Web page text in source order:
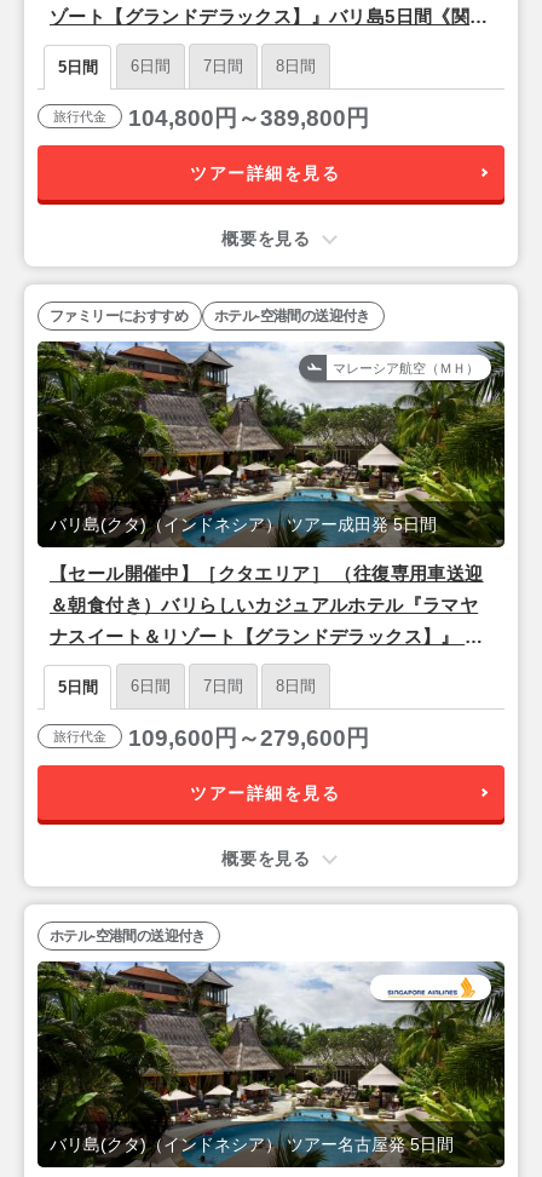
ゾート【グランドデラックス】』バリ島5日間《関空
午前発着/シンガポール航空》
5日間 6日間 7日間 8日間
旅行代金 104,800円～389,800円
ツアー詳細を見る
概要を見る
【セール開催中】［クタエリア］ （往復専用車送迎
＆朝食付き）バリらしいカジュアルホテル『ラマヤ
ナスイート＆リゾート【グランドデラックス】』 バ
リ島2泊5日 【マレーシア航空で行く/成田発】
バリ島(クタ)（インドネシア） ツアー成田発 5日間
マレーシア航空（ＭＨ）
ファミリーにおすすめ ホテル-空港間の送迎付き
5日間 6日間 7日間 8日間
旅行代金 109,600円～279,600円
ツアー詳細を見る
概要を見る
バリ島(クタ)（インドネシア） ツアー名古屋発 5日間
ホテル-空港間の送迎付き